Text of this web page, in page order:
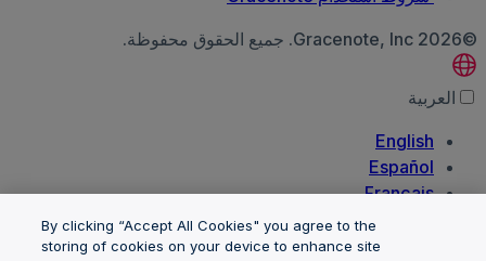
©2026 Gracenote, Inc. جميع الحقوق محفوظة.
العربية‏
English
Español
Français
Português
By clicking “Accept All Cookies" you agree to the
storing of cookies on your device to enhance site